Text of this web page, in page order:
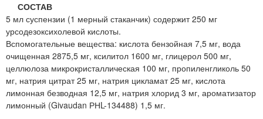
СОСТАВ
5 мл суспензии (1 мерный стаканчик) содержит 250 мг
урсодезоксихолевой кислоты.
Вспомогательные вещества: кислота бензойная 7,5 мг, вода
очищенная 2875,5 мг, ксилитол 1600 мг, глицерол 500 мг,
целлюлоза микрокристаллическая 100 мг, пропиленгликоль 50
мг, натрия цитрат 25 мг, натрия цикламат 25 мг, кислота
лимонная безводная 12,5 мг, натрия хлорид 3 мг, ароматизатор
лимонный (Givaudan РНL-134488) 1,5 мг.